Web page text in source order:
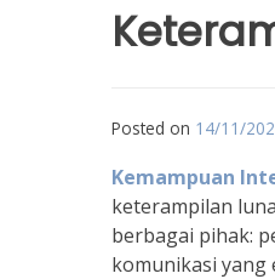
Posted on 14/11/
Kemampuan
keterampilan
berbagai pihak:
komunikasi yang